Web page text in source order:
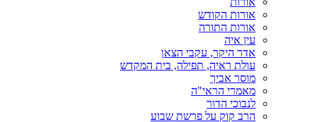
אורות הקודש
אורות התורה
עין איה
אדר היקר, עקבי הצאן
עולת ראיה, תפילה, בית המקדש
מוסר אביך
מאמרי הראי"ה
לנבוכי הדור
הרב קוק על פרשת שבוע